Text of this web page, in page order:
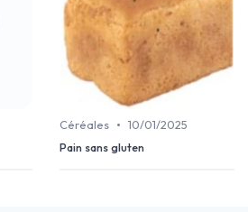
Céréales • 10/01/2025
Pain sans gluten